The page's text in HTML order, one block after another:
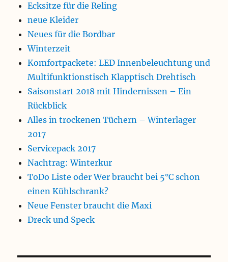
Ecksitze für die Reling
neue Kleider
Neues für die Bordbar
Winterzeit
Komfortpackete: LED Innenbeleuchtung und
Multifunktionstisch Klapptisch Drehtisch
Saisonstart 2018 mit Hindernissen – Ein
Rückblick
Alles in trockenen Tüchern – Winterlager
2017
Servicepack 2017
Nachtrag: Winterkur
ToDo Liste oder Wer braucht bei 5°C schon
einen Kühlschrank?
Neue Fenster braucht die Maxi
Dreck und Speck